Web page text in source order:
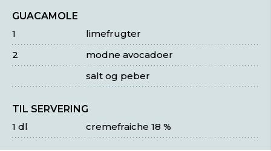
GUACAMOLE
limefrugter
1
modne avocadoer
2
salt og peber
TIL SERVERING
cremefraiche 18 %
1 dl